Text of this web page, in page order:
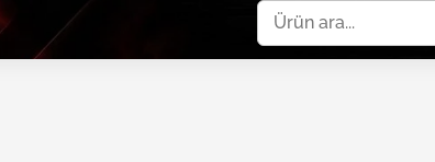
Ara